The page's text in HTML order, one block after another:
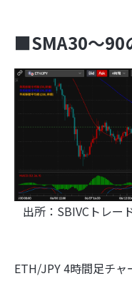
■SMA30〜90
出所：SBIVCトレー
ETH/JPY 4時間足チャ